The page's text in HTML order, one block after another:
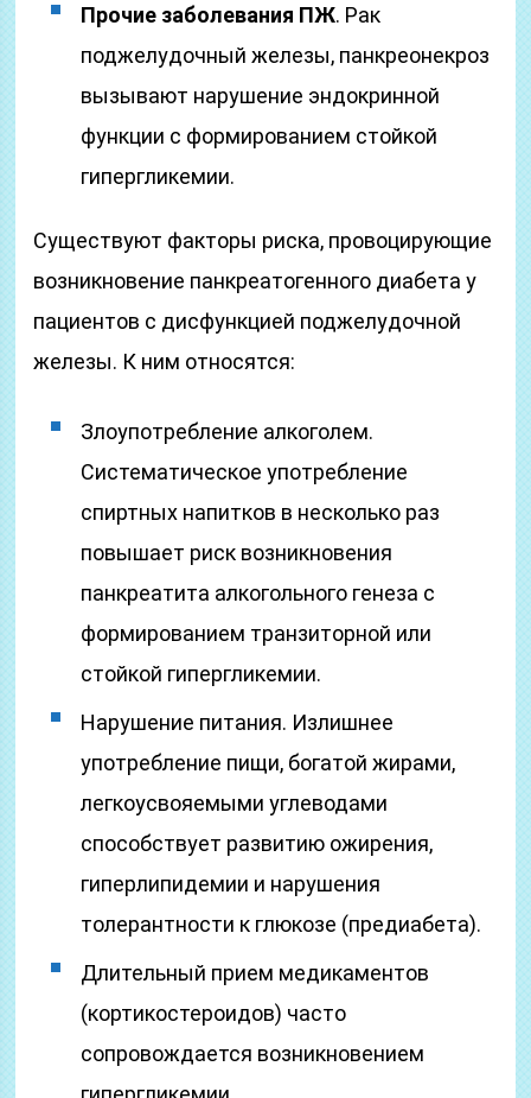
Прочие заболевания ПЖ. Рак
поджелудочный железы, панкреонекроз
вызывают нарушение эндокринной
функции с формированием стойкой
гипергликемии.
Существуют факторы риска, провоцирующие
возникновение панкреатогенного диабета у
пациентов с дисфункцией поджелудочной
железы. К ним относятся:
Злоупотребление алкоголем.
Систематическое употребление
спиртных напитков в несколько раз
повышает риск возникновения
панкреатита алкогольного генеза с
формированием транзиторной или
стойкой гипергликемии.
Нарушение питания. Излишнее
употребление пищи, богатой жирами,
легкоусвояемыми углеводами
способствует развитию ожирения,
гиперлипидемии и нарушения
толерантности к глюкозе (предиабета).
Длительный прием медикаментов
(кортикостероидов) часто
сопровождается возникновением